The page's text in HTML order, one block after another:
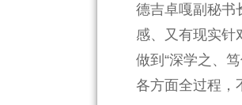
德吉卓嘎副秘书
感、又有现实针
做到“深学之、
各方面全过程，